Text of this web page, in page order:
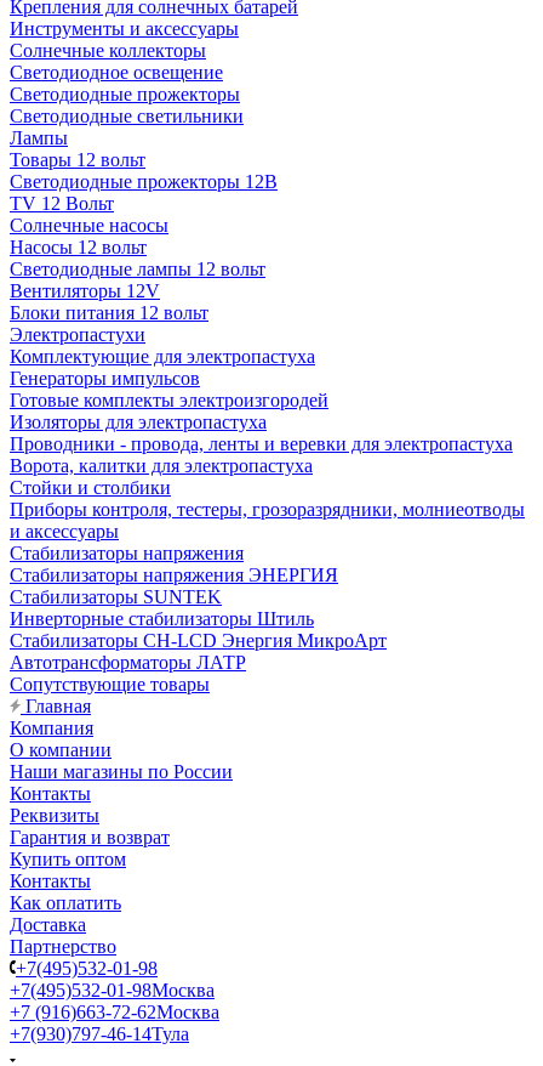
Крепления для солнечных батарей
Инструменты и аксессуары
Солнечные коллекторы
Светодиодное освещение
Светодиодные прожекторы
Светодиодные светильники
Лампы
Товары 12 вольт
Светодиодные прожекторы 12В
TV 12 Вольт
Солнечные насосы
Насосы 12 вольт
Светодиодные лампы 12 вольт
Вентиляторы 12V
Блоки питания 12 вольт
Электропастухи
Комплектующие для электропастуха
Генераторы импульсов
Готовые комплекты электроизгородей
Изоляторы для электропастуха
Проводники - провода, ленты и веревки для электропастуха
Ворота, калитки для электропастуха
Стойки и столбики
Приборы контроля, тестеры, грозоразрядники, молниеотводы
и аксессуары
Стабилизаторы напряжения
Стабилизаторы напряжения ЭНЕРГИЯ
Стабилизаторы SUNTEK
Инверторные стабилизаторы Штиль
Стабилизаторы СН-LCD Энepгия МикроАрт
Автотрансформаторы ЛАТР
Сопутствующие товары
Главная
Компания
О компании
Наши магазины по России
Контакты
Реквизиты
Гарантия и возврат
Купить оптом
Контакты
Как оплатить
Доставка
Партнерство
+7(495)532-01-98
+7(495)532-01-98Москва
+7 (916)663-72-62Москва
+7(930)797-46-14Тула